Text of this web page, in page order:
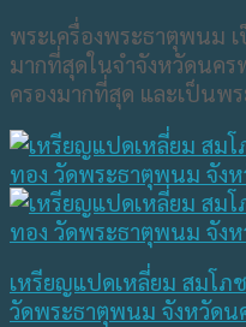
พระเครื่องพระธาตุพนม
มากที่สุดในจำจังหวัดนค
ครองมากที่สุด และเป็นพ
เหรียญแปดเหลี่ยม สมโภ
วัดพระธาตุพนม จังหวัด